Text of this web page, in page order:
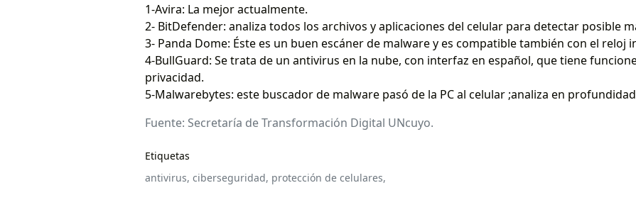
1-Avira: La mejor actualmente.
2- BitDefender: analiza todos los archivos y aplicaciones del celular para detectar posible
3- Panda Dome: Éste es un buen escáner de malware y es compatible también con el reloj
4-BullGuard: Se trata de un antivirus en la nube, con interfaz en español, que tiene
privacidad.
5-Malwarebytes: este buscador de malware pasó de la PC al celular ;analiza en
Fuente: Secretaría de Transformación Digital UNcuyo.
Etiquetas
antivirus, ciberseguridad, protección de celulares,